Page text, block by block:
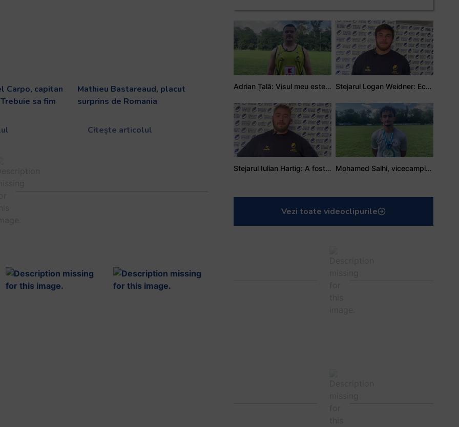
Carpo, capitan
sa fim
Mathieu Bastareaud, placut
surprins de Romania
Citește articolul
Adrian Țală: Visul meu este să debutez pentru România Stejarul Logan Weidner: Echipa a muncit mult, iar asta se va vedea în meciurile de la Nations Cup
Stejarul Iulian Hartig: A fost un turneu care a unit mai mult echipa Mohamed Salhi, vicecampion național juniori I: Rugby-ul te învață să accepți și înfrângerile
Vezi toate videoclipurile